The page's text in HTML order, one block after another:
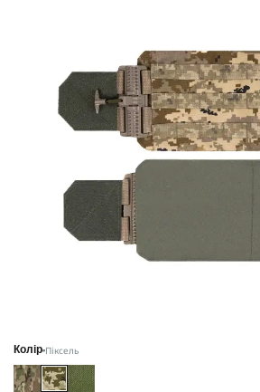
Колір Піксель